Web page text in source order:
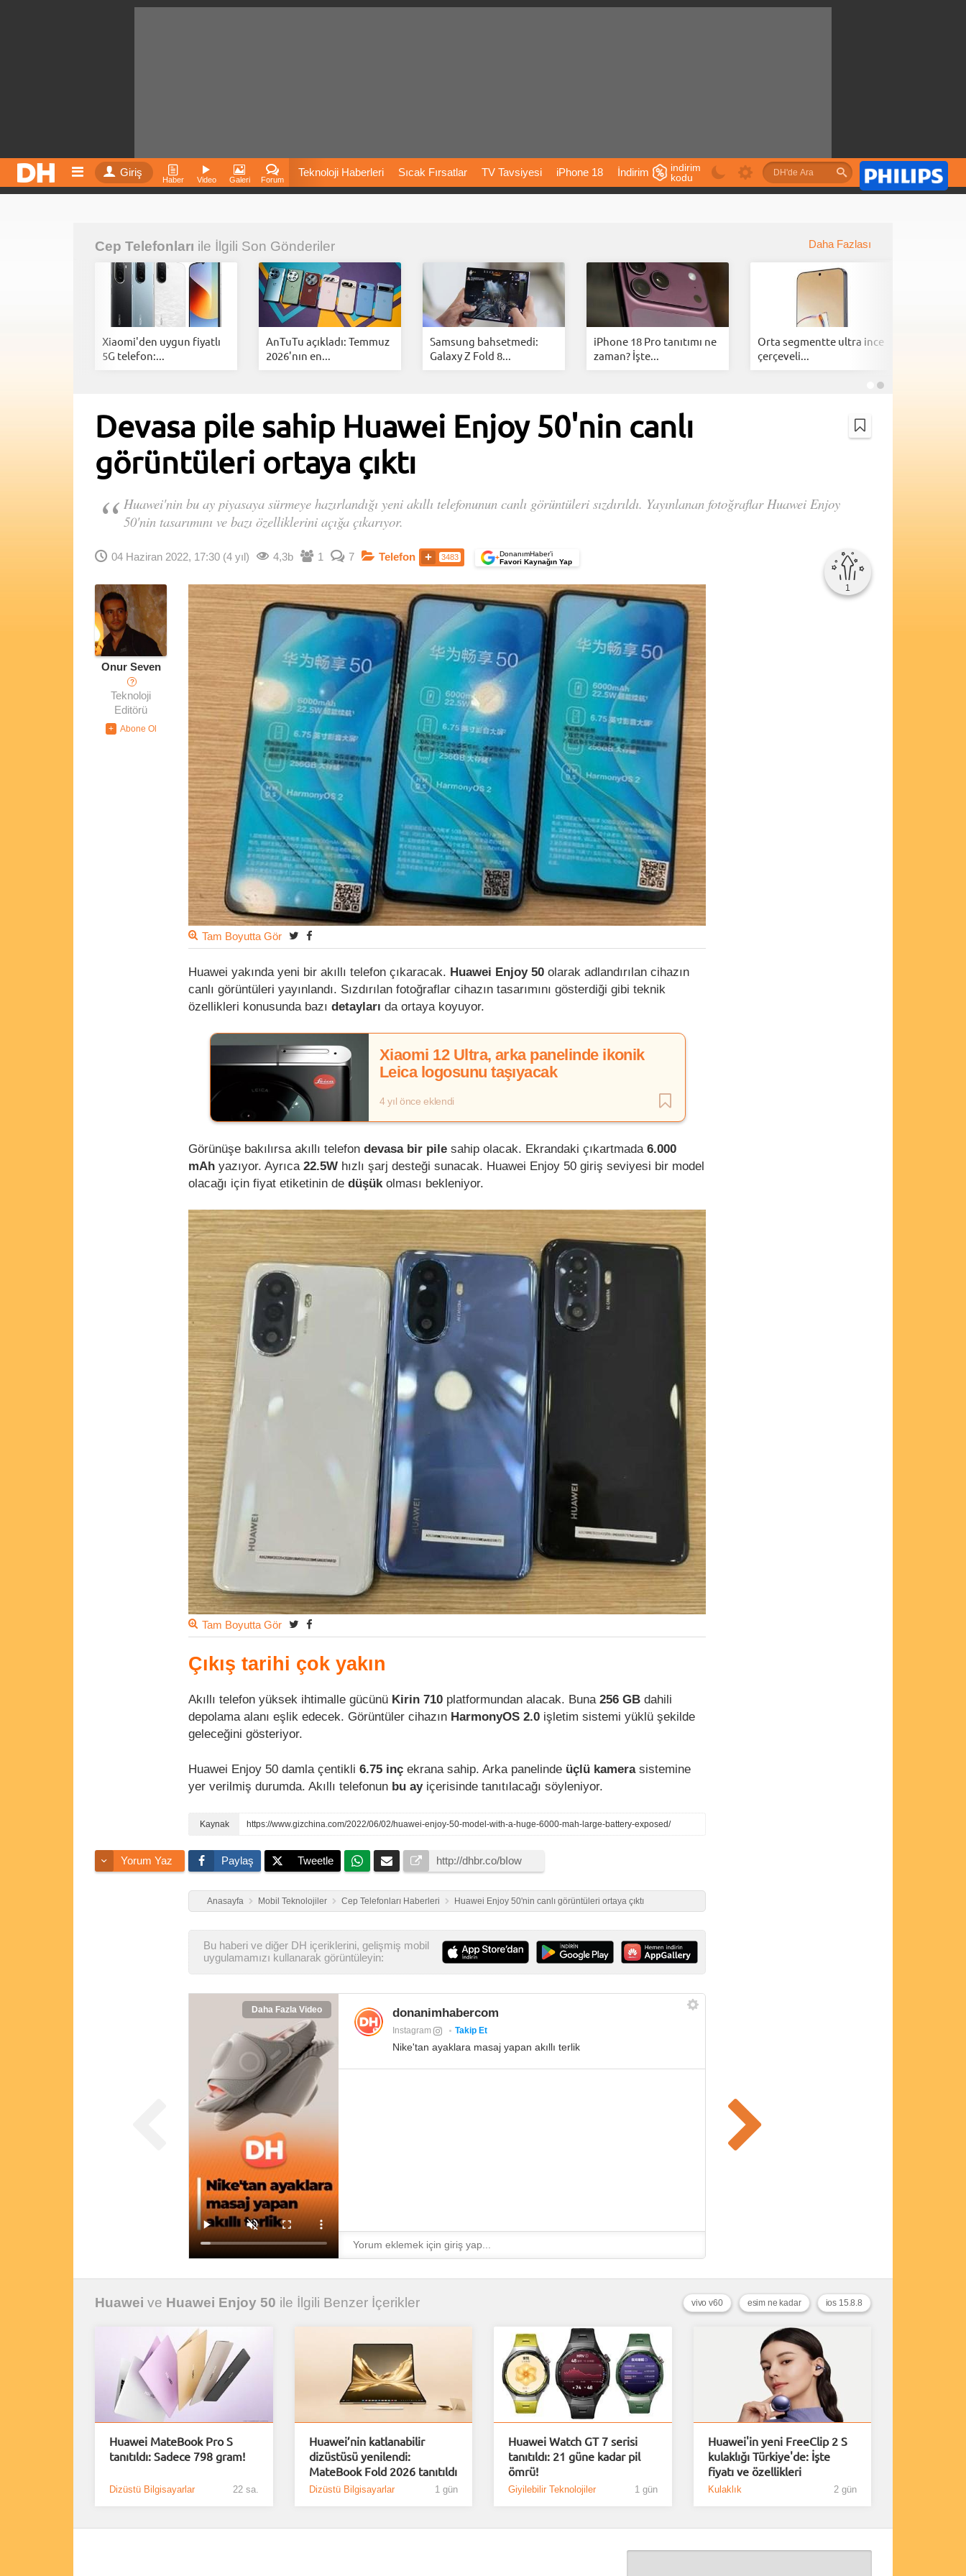
Giriş
Haber Video Galeri Forum
Teknoloji Haberleri Sıcak Fırsatlar TV Tavsiyesi iPhone 18 İndirim
Fiyatları
İnstagram Dondurma İnstagram Çöktü Mü
indirim
kodu
Cep Telefonları ile İlgili Son Gönderiler Daha Fazlası
Xiaomi'den uygun fiyatlı
5G telefon:...
AnTuTu açıkladı: Temmuz
2026'nın en...
Samsung bahsetmedi:
Galaxy Z Fold 8...
iPhone 18 Pro tanıtımı ne
zaman? İşte...
Orta segmentte ultra ince
çerçeveli...
Devasa pile sahip Huawei Enjoy 50'nin canlı
görüntüleri ortaya çıktı
Huawei'nin bu ay piyasaya sürmeye hazırlandığı yeni akıllı telefonunun canlı görüntüleri sızdırıldı. Yayınlanan fotoğraflar Huawei Enjoy
50'nin tasarımını ve bazı özelliklerini açığa çıkarıyor.
04 Haziran 2022, 17:30 (4 yıl) 4,3b 1 7 Telefon 3483 +DonanımHaber’i
Favori Kaynağın Yap
1
Onur Seven
?
Teknoloji
Editörü
Tam Boyutta Gör
Huawei yakında yeni bir akıllı telefon çıkaracak. Huawei Enjoy 50 olarak adlandırılan cihazın
canlı görüntüleri yayınlandı. Sızdırılan fotoğraflar cihazın tasarımını gösterdiği gibi teknik
özellikleri konusunda bazı detayları da ortaya koyuyor.
Xiaomi 12 Ultra, arka panelinde ikonik
Leica logosunu taşıyacak
4 yıl önce eklendi
Görünüşe bakılırsa akıllı telefon devasa bir pile sahip olacak. Ekrandaki çıkartmada 6.000
mAh yazıyor. Ayrıca 22.5W hızlı şarj desteği sunacak. Huawei Enjoy 50 giriş seviyesi bir model
olacağı için fiyat etiketinin de düşükolması bekleniyor.
Tam Boyutta Gör
Çıkış tarihi çok yakın
Akıllı telefon yüksek ihtimalle gücünü Kirin 710 platformundan alacak. Buna 256 GB dahili
depolama alanı eşlik edecek. Görüntüler cihazın HarmonyOS 2.0 işletim sistemi yüklü şekilde
geleceğini gösteriyor.
Huawei Enjoy 50 damla çentikli 6.75 inç ekrana sahip. Arka panelinde üçlü kamerasistemine
yer verilmiş durumda. Akıllı telefonun bu ayiçerisinde tanıtılacağı söyleniyor.
https://www.gizchina.com/2022/06/02/huawei-enjoy-50-model-with-a-huge-6000-mah-large-battery-exposed/
Yorum Yaz Paylaş Tweetle
Anasayfa Mobil Teknolojiler Cep Telefonları Haberleri Huawei Enjoy 50'nin canlı görüntüleri ortaya çıktı
Bu haberi ve diğer DH içeriklerini, gelişmiş mobil
uygulamamızı kullanarak görüntüleyin:
Daha Fazla Video donanimhabercom
Instagram Takip Et
Nike'tan ayaklara masaj yapan akıllı terlik
Huawei ve Huawei Enjoy 50 ile İlgili Benzer İçerikler ios 15.8.8
esim ne kadar
vivo v60
Huawei MateBook Pro S
tanıtıldı: Sadece 798 gram!
Dizüstü Bilgisayarlar 22 sa.
Huawei’nin katlanabilir
dizüstüsü yenilendi:
MateBook Fold 2026 tanıtıldı
Dizüstü Bilgisayarlar 1 gün
Huawei Watch GT 7 serisi
tanıtıldı: 21 güne kadar pil
ömrü!
Giyilebilir Teknolojiler 1 gün
Huawei'in yeni FreeClip 2 S
kulaklığı Türkiye'de: İşte
fiyatı ve özellikleri
Kulaklık 2 gün